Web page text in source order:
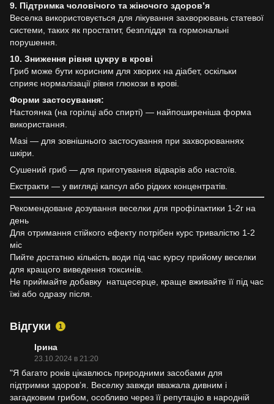
9. Підтримка чоловічого та жіночого здоров’я
Веселка використовується для лікування захворювань статевої
системи, таких як простатит, безпліддя та гормональні
порушення.
10. Зниження рівня цукру в крові
Гриб може бути корисним для хворих на діабет, оскільки
сприяє нормалізації рівня глюкози в крові.
Форми застосування:
Настоянка (на горілці або спирті) — найпоширеніша форма
використання.
Мазі — для зовнішнього застосування при захворюваннях
шкіри.
Сушений гриб — для приготування відварів або настоїв.
Екстракти — у вигляді капсул або рідких концентратів.
Рекомендоване дозування веселки для профілактики 1-2г на
день
Для отримання стійкого ефекту потрібен курс тривалістю 1-2
міс
Пийте достатню кількість води під час курсу прийому веселки
для кращого виведення токсинів.
Не приймайте добавку натщесерце, краще вживайте її під час
їжі або одразу після.
Відгуки 1
Ірина
23.10.2024 в 21:20
"Я багато років цікавлюсь природними засобами для
підтримки здоров’я. Веселку завжди вважала дивним і
загадковим грибом, особливо через її репутацію в народній